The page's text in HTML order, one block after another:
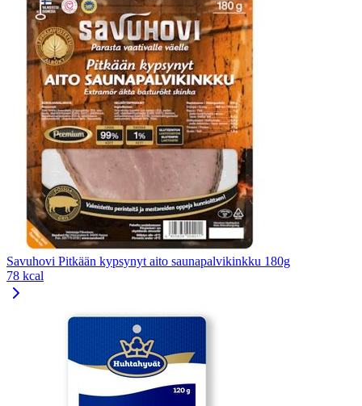
Savuhovi Pitkään kypsynyt aito saunapalvikinkku 180g
78 kcal